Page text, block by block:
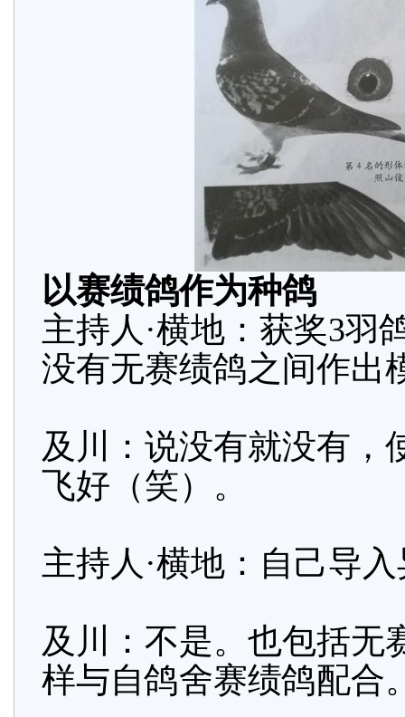
以赛绩鸽作为种鸽
主持人·横地：获奖3羽
没有无赛绩鸽之间作出
及川：说没有就没有，
飞好（笑）。
主持人·横地：自己导
及川：不是。也包括无
样与自鸽舍赛绩鸽配合